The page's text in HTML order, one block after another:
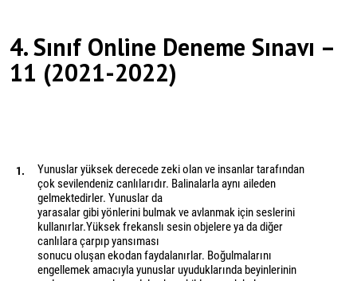
4. Sınıf Online Deneme Sınavı –
11 (2021-2022)